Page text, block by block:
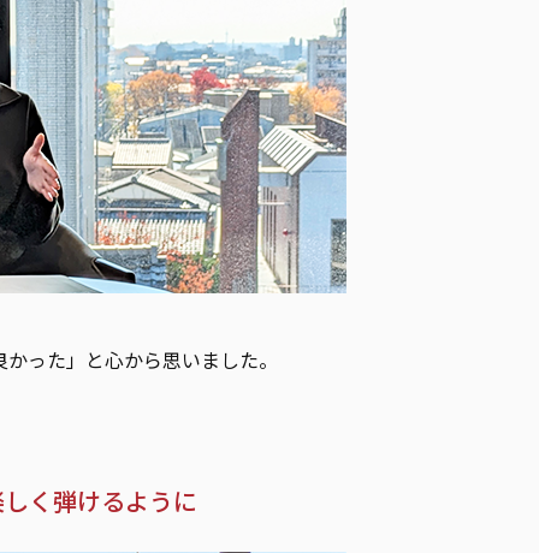
った」と心から思いました。
く弾けるように